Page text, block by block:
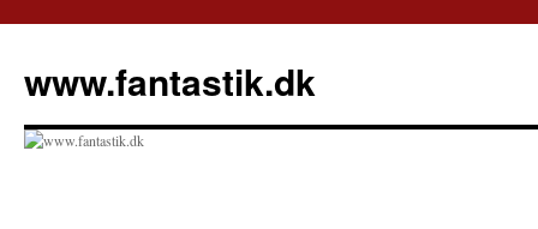
indhold
www.fantastik.dk